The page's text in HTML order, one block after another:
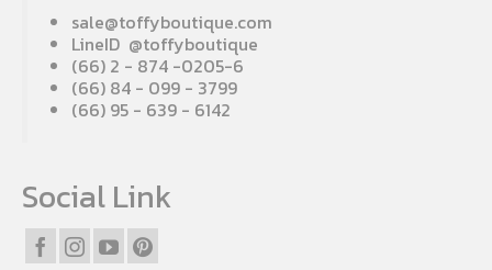
sale@toffyboutique.com
LineID @toffyboutique
(66) 2 - 874 -0205-6
(66) 84 - 099 - 3799
(66) 95 - 639 - 6142
Social Link